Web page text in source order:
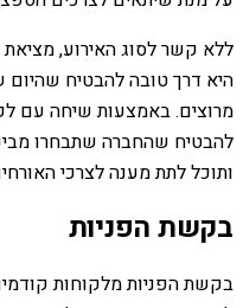
ללא קשר לסוג האירוע,
היא דרך טובה להבטיח שהיום
מרוצים. באמצעות שיחה עם
להבטיח שהחברה שתבחרו
ותוכל לתת מענה לצרכי
בקשת הפניות
בקשת הפניות מלקוחות